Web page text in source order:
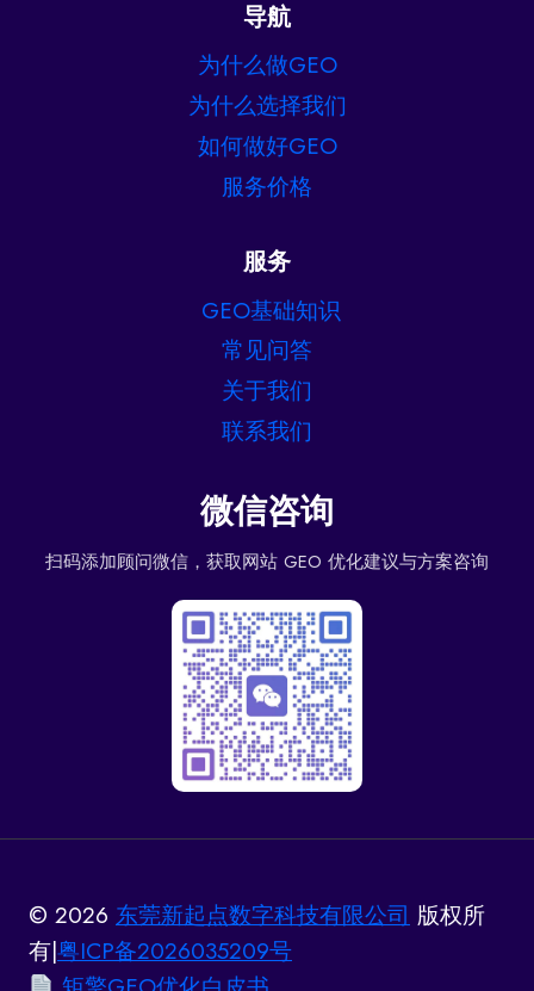
导航
为什么做GEO
为什么选择我们
如何做好GEO
服务价格
服务
GEO基础知识
常见问答
关于我们
联系我们
微信咨询
扫码添加顾问微信，获取网站 GEO 优化建议与方案咨询
© 2026 东莞新起点数字科技有限公司 版权所
有|粤ICP备2026035209号